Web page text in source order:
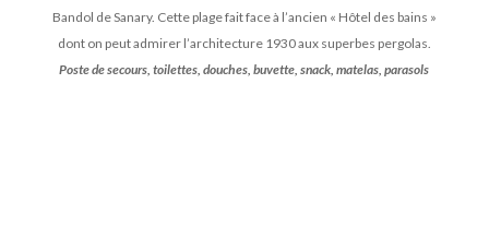
Bandol de Sanary. Cette plage fait face à l’ancien « Hôtel des bains »
dont on peut admirer l’architecture 1930 aux superbes pergolas.
Poste de secours, toilettes, douches, buvette, snack, matelas, parasols